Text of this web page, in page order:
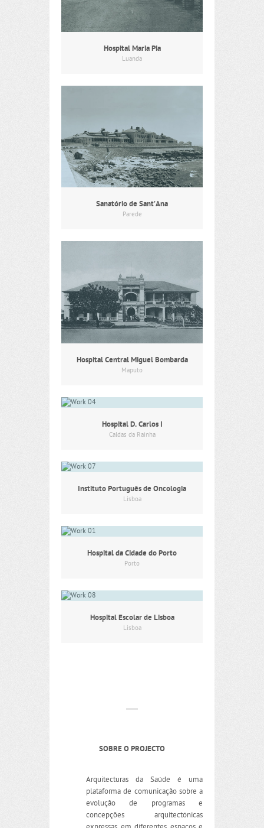
Hospital Maria Pia
Luanda
Sanatório de Sant’Ana
Parede
Hospital Central Miguel Bombarda
Maputo
Hospital D. Carlos I
Caldas da Rainha
Instituto Português de Oncologia
Lisboa
Hospital da Cidade do Porto
Porto
Hospital Escolar de Lisboa
Lisboa
SOBRE O PROJECTO
Arquitecturas da Saúde é uma
plataforma de comunicação sobre a
evolução de programas e
concepções arquitectónicas